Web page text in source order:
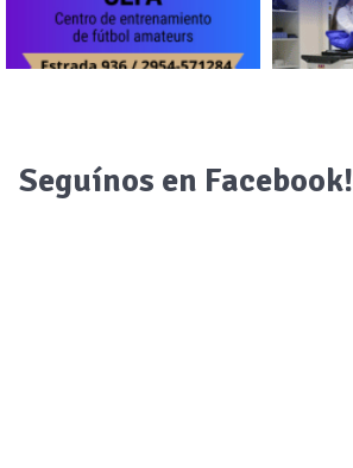
Seguínos en Facebook!